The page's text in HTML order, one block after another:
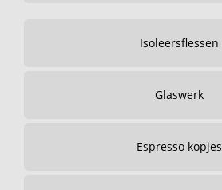
Isoleersflessen
Glaswerk
Espresso kopjes